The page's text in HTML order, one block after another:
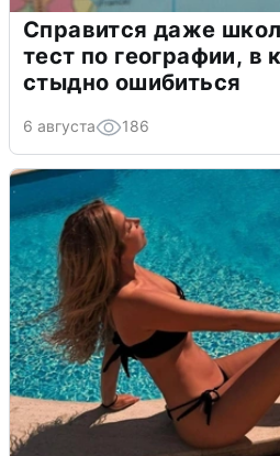
Справится даже
тест по географии, в
стыдно ошибиться
6 августа 186